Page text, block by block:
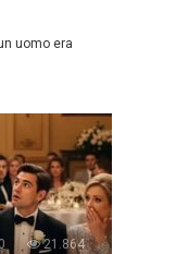
uomo era
0 21.864